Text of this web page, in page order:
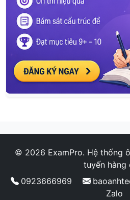
© 2026 ExamPro. Hệ thống
tuyến hàng
0923666969
Zalo